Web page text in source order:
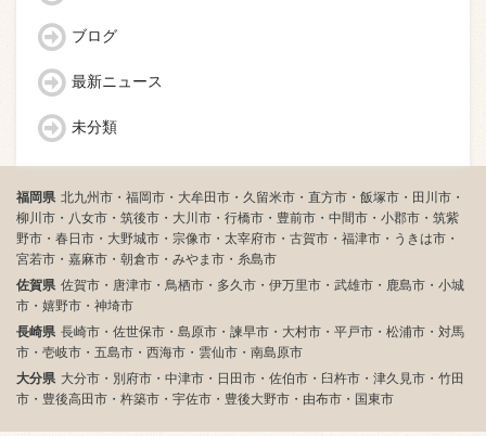
ブログ
最新ニュース
未分類
福岡県 北九州市・福岡市・大牟田市・久留米市・直方市・飯塚市・田川市・
柳川市・八女市・筑後市・大川市・行橋市・豊前市・中間市・小郡市・筑紫
野市・春日市・大野城市・宗像市・太宰府市・古賀市・福津市・うきは市・
宮若市・嘉麻市・朝倉市・みやま市・糸島市
佐賀県 佐賀市・唐津市・鳥栖市・多久市・伊万里市・武雄市・鹿島市・小城
市・嬉野市・神埼市
長崎県 長崎市・佐世保市・島原市・諫早市・大村市・平戸市・松浦市・対馬
市・壱岐市・五島市・西海市・雲仙市・南島原市
大分県 大分市・別府市・中津市・日田市・佐伯市・臼杵市・津久見市・竹田
市・豊後高田市・杵築市・宇佐市・豊後大野市・由布市・国東市